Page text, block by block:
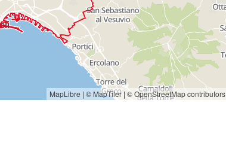
MapLibre | © MapTiler | © OpenStreetMap contributors